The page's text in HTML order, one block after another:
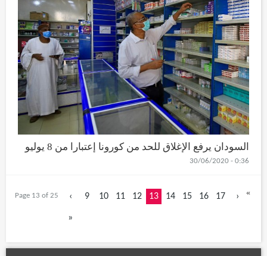
السودان يرفع الإغلاق للحد من كورونا إعتبارا من 8 يوليو
0:36 - 30/06/2020
Page 13 of 25 «
‹ 9 10 11 12 13 14 15 16 17 ›
»